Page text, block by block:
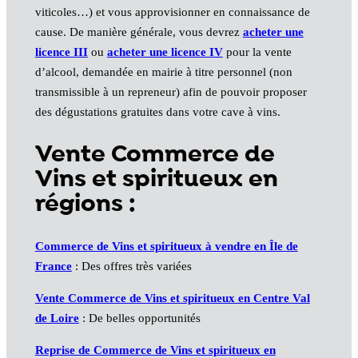
viticoles…) et vous approvisionner en connaissance de
cause. De manière générale, vous devrez acheter une
licence IIIou acheter une licence IVpour la vente
d’alcool, demandée en mairie à titre personnel (non
transmissible à un repreneur) afin de pouvoir proposer
des dégustations gratuites dans votre cave à vins.
Vente Commerce de
Vins et spiritueux en
régions :
Commerce de Vins et spiritueux à vendre en Île de
France: Des offres très variées
Vente Commerce de Vins et spiritueux en Centre Val
de Loire : De belles opportunités
Reprise de Commerce de Vins et spiritueux en